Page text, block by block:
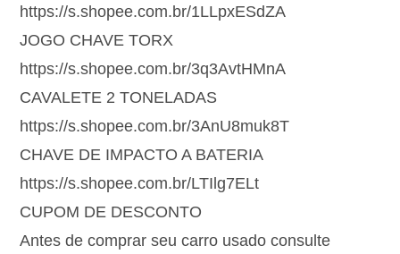
https://s.shopee.com.br/1LLpxESdZA
JOGO CHAVE TORX
https://s.shopee.com.br/3q3AvtHMnA
CAVALETE 2 TONELADAS
https://s.shopee.com.br/3AnU8muk8T
CHAVE DE IMPACTO A BATERIA
https://s.shopee.com.br/LTIlg7ELt
CUPOM DE DESCONTO
Antes de comprar seu carro usado consulte